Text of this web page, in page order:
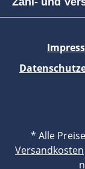
* Alle
Versandkosten